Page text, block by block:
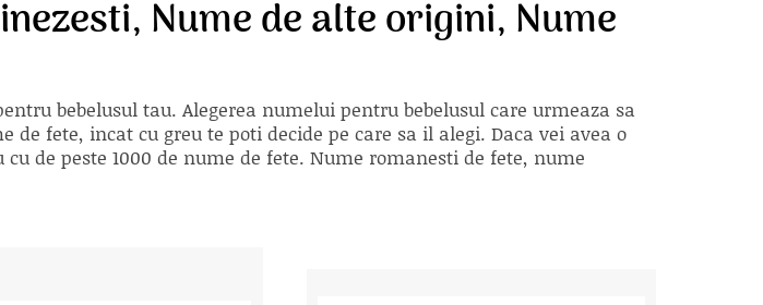
Nume de alte origini, Nume
bebelusul tau. Alegerea numelui pentru bebelusul care urmeaza sa
fete, incat cu greu te poti decide pe care sa il alegi. Daca vei avea o
de peste 1000 de nume de fete. Nume romanesti de fete, nume